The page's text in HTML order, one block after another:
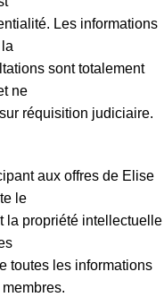
Les informations
sont totalement
ne
réquisition judiciaire.
aux offres de Elise
le
la propriété intellectuelle
toutes les informations